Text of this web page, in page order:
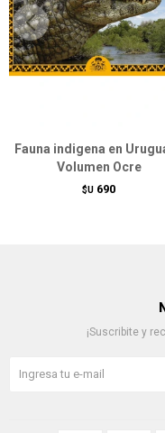
Fauna indigena en
Volumen Ocre
$U 690
¡Suscribite y